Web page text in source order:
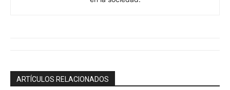
ARTÍCULOS RELACIONADOS